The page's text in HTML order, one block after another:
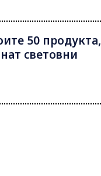
50 продукта,
световни